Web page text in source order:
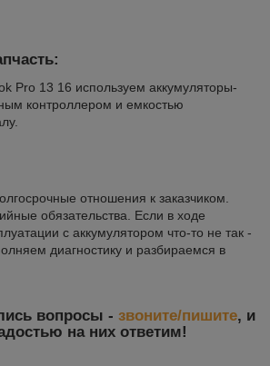
Pro 13 16 используем аккумуляторы-
контроллером и емкостью
отношения к заказчиком.
обязательства. Если в ходе
с аккумулятором что-то не так -
диагностику и разбираемся в
вопросы - звоните/пишите, и
на них ответим!